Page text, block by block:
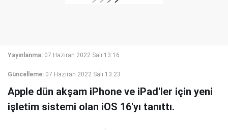
Yayınlanma: 07 Haziran 2022 Salı 13:16
Güncelleme: 07 Haziran 2022 Salı 13:23
Apple dün akşam iPhone ve iPad'ler için yeni
işletim sistemi olan iOS 16'yı tanıttı.